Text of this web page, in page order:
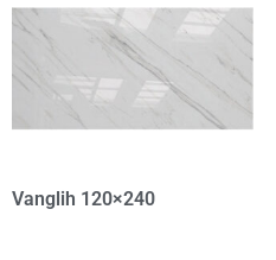
Vanglih 120×240